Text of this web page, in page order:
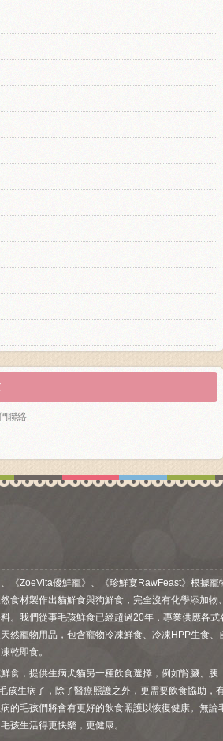
聯絡
、《ZoeVita優鮮寵》、《珍鮮宴RawFeast》根據寵
食材製作出貓鮮食與狗鮮食，完全沒有化學添加物
。我們從事毛孩鮮食已經超過20年，專業供應各式
然寵物用品，包含寵物冷凍鮮食、冷凍HPP生食、
乾即食。
食，提供生病犬貓另一種飲食選擇，例如腎臟、胰
孩生病了，除了醫療照護之外，更需要飲食協助，
的毛孩們將會有更好的飲食照護以恢復健康。無論
孩生活得更快樂，更健康。